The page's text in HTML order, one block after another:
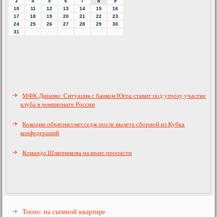
10
11 12 13 14 15
16
17
18 19 20 21 22
23
24
25 26 27 28 29
30
31
МФК Динамо: Ситуация с банком Югра ставит под угрозу участие
клуба в чемпионате России
Кокорин объяснил месседж после вылета сборной из Кубка
конфедераций
Команда Шляпникова на краю пропасти
Тосно: на съемной квартире